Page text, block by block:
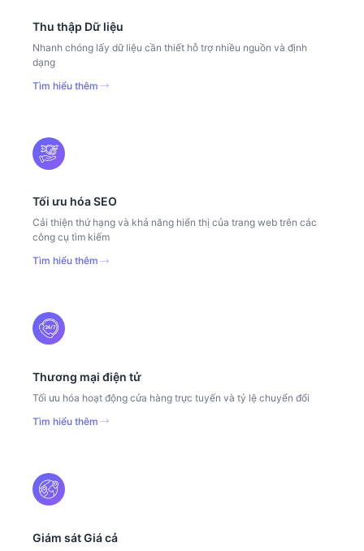
Thu thập Dữ liệu
Nhanh chóng lấy dữ liệu cần thiết hỗ trợ nhiều nguồn và định
dạng
Tìm hiểu thêm
Tối ưu hóa SEO
Cải thiện thứ hạng và khả năng hiển thị của trang web trên các
công cụ tìm kiếm
Tìm hiểu thêm
Thương mại điện tử
Tối ưu hóa hoạt động cửa hàng trực tuyến và tỷ lệ chuyển đổi
Tìm hiểu thêm
Giám sát Giá cả